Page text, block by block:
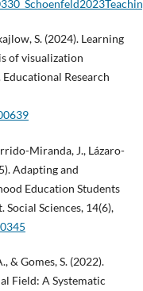
S. (2024). Learning
of visualization
Research
Miranda, J., Lázaro-
Adapting and
Education Students
Sciences, 14(6),
& Gomes, S. (2022).
Field: A Systematic